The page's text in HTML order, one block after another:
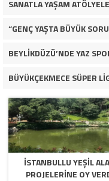
SANATLA YAŞAM
İSTANBULLU YEŞİL
PROJELERİNE OY